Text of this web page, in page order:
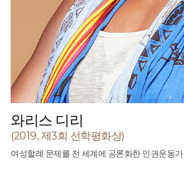
와리스 디리
(2019, 제3회 선학평화상)
여성할례 문제를 전 세계에 공론화한 인권운동가